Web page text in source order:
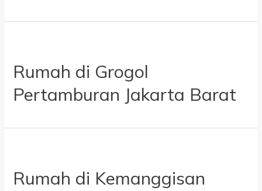
Rumah di Grogol
Pertamburan Jakarta Barat
Rumah di Kemanggisan